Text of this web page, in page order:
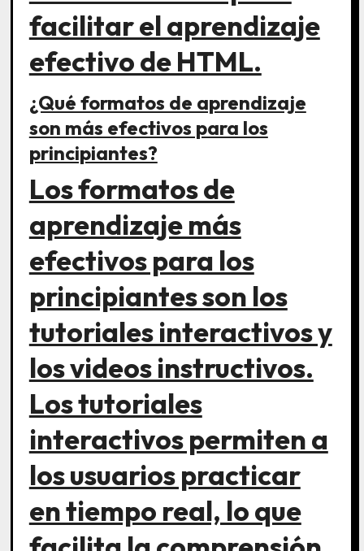
facilitar el aprendizaje
efectivo de HTML.
¿Qué formatos de aprendizaje
son más efectivos para los
principiantes?
Los formatos de
aprendizaje más
efectivos para los
principiantes son los
tutoriales interactivos y
los videos instructivos.
Los tutoriales
interactivos permiten a
los usuarios practicar
en tiempo real, lo que